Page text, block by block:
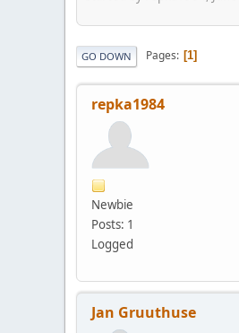
GO DOWN Pages 1
repka1984
Newbie
Posts: 1
Logged
Jan Gruuthuse